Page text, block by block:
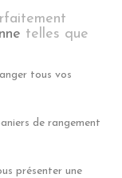
telles que
tous vos
de rangement
présenter une